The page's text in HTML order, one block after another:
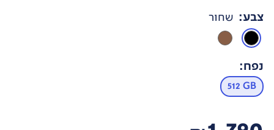
צבע: שחור
נפח:
512 GB